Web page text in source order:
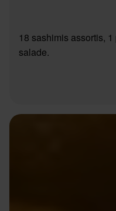
18 sashimis assortis,
salade.